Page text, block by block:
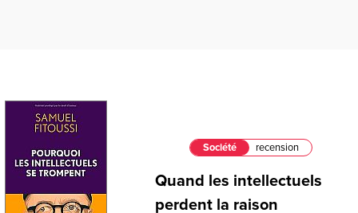
Société recension
Quand les intellectuels
perdent la raison